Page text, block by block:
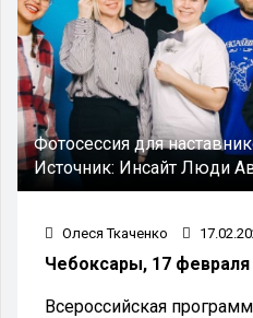
Фотосессия для
Источник: Инсайт Люди
Олеся Ткаченко
Чебоксары, 17 февраля
Всероссийская